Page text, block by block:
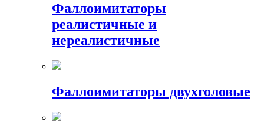
Фаллоимитаторы
реалистичные и
нереалистичные
Фаллоимитаторы двухголовые